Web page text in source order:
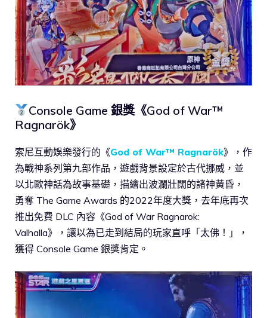
Console Game 銀獎《God of War™
Ragnarök》
索尼互動娛樂發行的《God of War™ Ragnarök》，作
為戰神系列第九部作品，遊戲背景設定於古代挪威，並
以北歐神話為故事基礎，描繪出波瀾壯闊的諸神黃昏，
勇奪 The Game Awards 的2022年度大獎，去年底再次
推出免費 DLC 內容《God of War Ragnarok:
Valhalla》，讓以為已走到結局的玩家直呼「太佛！」，
獲得 Console Game 銀獎肯定。